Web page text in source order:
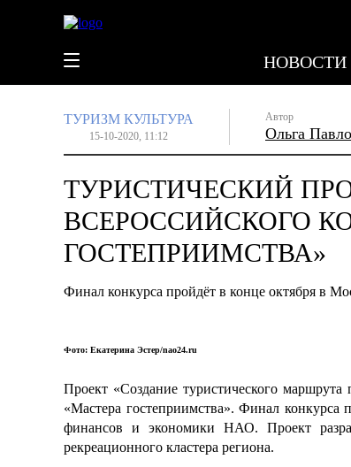
НОВОСТИ
ТУРИЗМ КУЛЬТУРА
15-10-2020, 11:12
Автор
Ольга
ТУРИСТИЧЕСКИЙ
ВСЕРОССИЙСКОГО
ГОСТЕПРИИМСТВА»
Финал конкурса пройдёт в конце октября в
Фото: Екатерина Эстер/nao24.ru
Проект «Создание туристического
«Мастера гостеприимства». Финал конкурса
финансов и экономики НАО. Проект
рекреационного кластера региона.